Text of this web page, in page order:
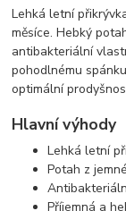
Lehká letní
měsíce. Hebký
antibakteriální
pohodlnému
optimální
Hlavní výhody
Lehká letní
Potah z
Příjemná a